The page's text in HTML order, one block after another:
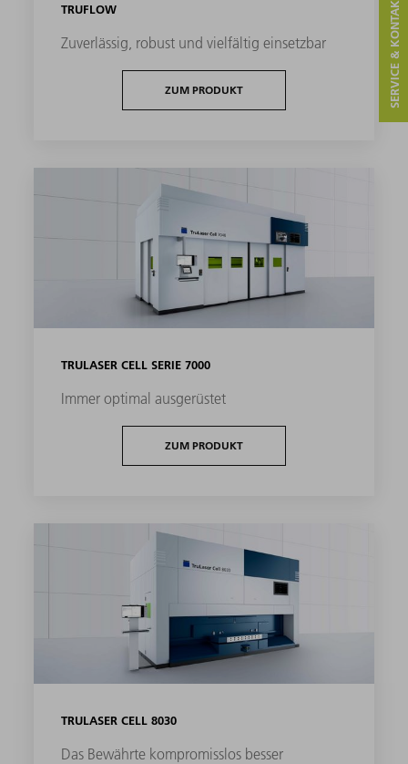
TRUFLOW
Zuverlässig, robust und vielfältig einsetzbar
ZUM PRODUKT
TRULASER CELL SERIE 7000
Immer optimal ausgerüstet
ZUM PRODUKT
TRULASER CELL 8030
Das Bewährte kompromisslos besser
SERVICE & KONTAKT